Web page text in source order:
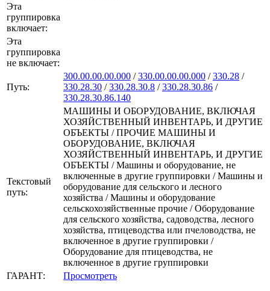
Эта
группировка
включает:
Эта
группировка
не включает:
Путь:
300.00.00.00.000 /330.00.00.00.000 /330.28 /
330.28.30 /330.28.30.8 /330.28.30.86 /
330.28.30.86.140
Текстовый
путь:
МАШИНЫ И ОБОРУДОВАНИЕ, ВКЛЮЧАЯ
ХОЗЯЙСТВЕННЫЙ ИНВЕНТАРЬ, И ДРУГИЕ
ОБЪЕКТЫ / ПРОЧИЕ МАШИНЫ И
ОБОРУДОВАНИЕ, ВКЛЮЧАЯ
ХОЗЯЙСТВЕННЫЙ ИНВЕНТАРЬ, И ДРУГИЕ
ОБЪЕКТЫ / Машины и оборудование, не
включенные в другие группировки / Машины и
оборудование для сельского и лесного
хозяйства / Машины и оборудование
сельскохозяйственные прочие / Оборудование
для сельского хозяйства, садоводства, лесного
хозяйства, птицеводства или пчеловодства, не
включенное в другие группировки /
Оборудование для птицеводства, не
включенное в другие группировки
ГАРАНТ:
Просмотреть